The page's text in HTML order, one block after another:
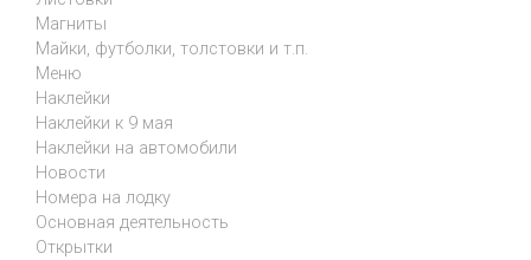
Магниты
Майки, футболки, толстовки и т.п.
Меню
Наклейки
Наклейки к 9 мая
Наклейки на автомобили
Новости
Номера на лодку
Основная деятельность
Открытки